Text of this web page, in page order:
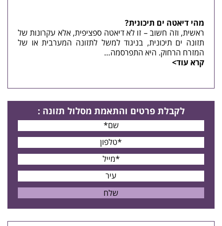
מהי דיאטה ים תיכונית?
ראשית, וזה חשוב – זו לא דיאטה ספציפית, אלא עקרונות של
תזונה ים תיכונית, בניגוד למשל לתזונה המערבית או של
המזרח הרחוק. היא התפרסמה…
קרא עוד>
לקבלת פרטים והתאמת מסלול תזונה :